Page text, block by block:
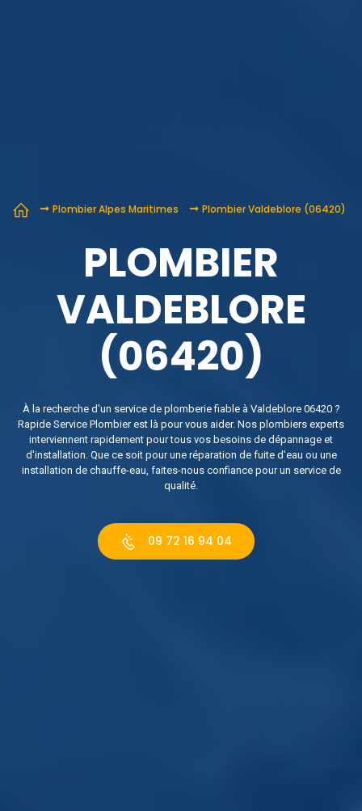
Plombier Alpes Maritimes Plombier Valdeblore (06420)
PLOMBIER
VALDEBLORE
(06420)
À la recherche d'un service de plomberie fiable à Valdeblore 06420 ?
Rapide Service Plombier est là pour vous aider. Nos plombiers experts
interviennent rapidement pour tous vos besoins de dépannage et
d'installation. Que ce soit pour une réparation de fuite d'eau ou une
installation de chauffe-eau, faites-nous confiance pour un service de
qualité.
09 72 16 94 04